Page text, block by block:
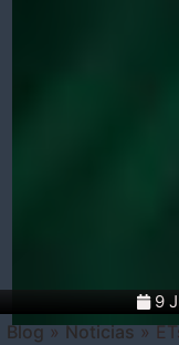
9
Blog»Noticias»